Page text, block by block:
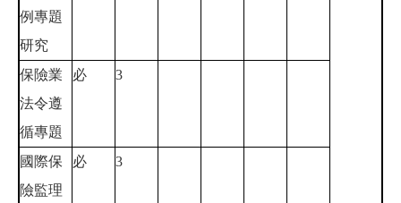
例專題
研究
保險業
法令遵
循專題
必 3
國際保
險監理
必 3